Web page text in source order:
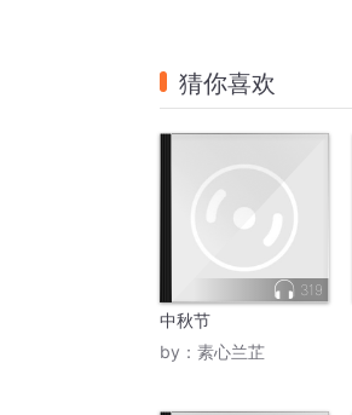
猜你喜欢
319
中秋节
by： 素心兰芷